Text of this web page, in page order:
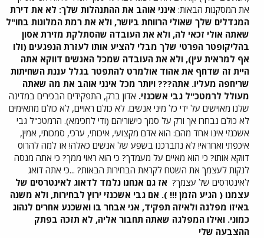
את המסקנות הבאות: אינני אוהב את ההתנהלות שלך: לא את דירת
המגדלים שלך שאולי הרווחת ביושר, ולא את רמת המלונות בחו"ל
שאתה אולי זכאי לה, ולא את העובדה שהסתלקת מזירת אסון
בהליקופטר הפרטי שלך מבלי להציע אותו לעזרת הנפגעים (ולו
אף למראית עין), ולא את העובדה שמכל האנשים דווקא אתה
היית זה שדחף את אהוד אולמרט להתפטר בגלל עננת השחיתות
שריחפה מעליו. אתה??? ויותר מכל אינני אוהב את מה שאתה
מעולל לרמטכ"ל גבי אשכנזי. אדון ברק, התפקידים הבכירים במדינה
שלנו מאוישים על ידי כל מיני אנשים. לא כולם ראויים, לא כולם מתאימים
לא כולם נבחרו אך ורק על סמך כישוריהם (ודי לחכימא). הרמטכ"ל גבי
אשכנזי אינו אחד מהם: הוא אדם מקצועי, איכותי, ערכי, סמכותי, אמין,
איכפתי ואחראי! לא נתברכנו בשפע של אנשים כאלה! אז למה להרוס
דווקא אותו? כי הוא מאיים על מעמדך? כי הוא ראוי ממך? כי אתה מנסה
לנקות לעצמך את השטח לקראת הבחירות הבאות? ...כי אתה דואג
לאינטרסים של עצמך? אז גם אנחנו נלמד לדאוג לאינטרסים של
עצמנו ( הגיע הזמן !!! ). אם גבי אשכנזי ירוץ לבחירות, ולא משנה
באיזו מפלגה ולאיזה תפקיד, אני אבחר בו ואשכנע אחרים לנהוג
כמוני. ואילו המפלגה שאתה תחבור אליה, לא תזכה בפתק
ההצבעה שלי